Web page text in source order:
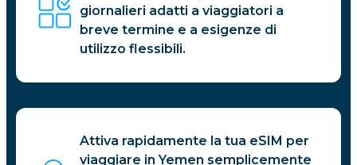
giornalieri adatti a viaggiatori a
breve termine e a esigenze di
utilizzo flessibili.
Attiva rapidamente la tua eSIM per
viaggiare in Yemen semplicemente